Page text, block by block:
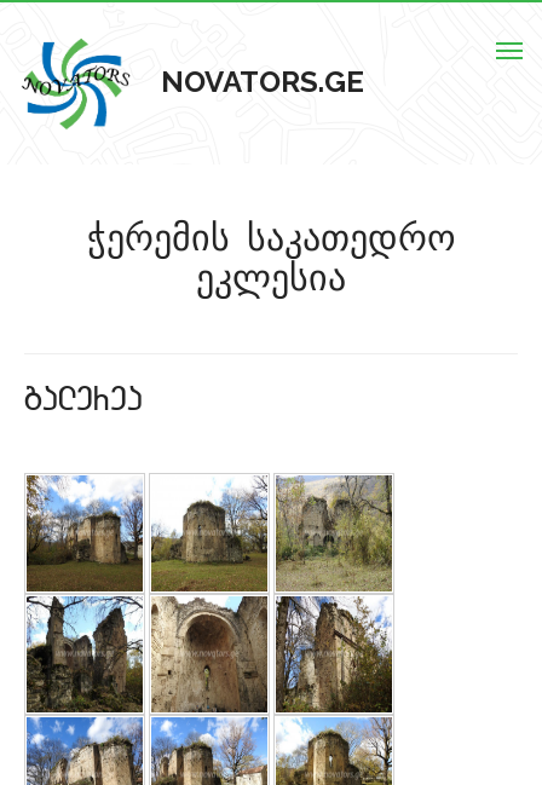
NOVATORS.GE
ჩვენს შესახებ
კონტაქტი
ჭერემის საკათედრო
ეკლესია
galerea